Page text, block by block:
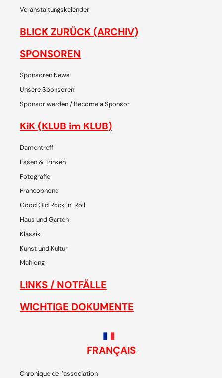
Veranstaltungskalender
BLICK ZURÜCK (ARCHIV)
SPONSOREN
Sponsoren News
Unsere Sponsoren
Sponsor werden / Become a Sponsor
KiK (KLUB im KLUB)
Damentreff
Essen & Trinken
Fotografie
Francophone
Good Old Rock ‘n’ Roll
Haus und Garten
Klassik
Kunst und Kultur
Mahjong
LINKS / NOTFÄLLE
WICHTIGE DOKUMENTE
FRANÇAIS
Chronique de l’association